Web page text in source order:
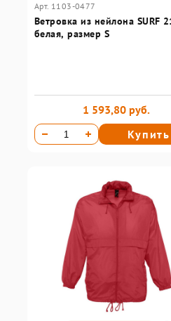
Арт. 1103-0477
Ветровка из нейлона SURF
белая, размер S
1 593,80 руб.
Купить